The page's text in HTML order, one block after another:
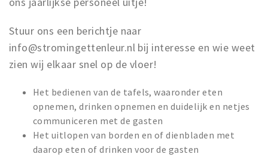
Stuur ons een berichtje naar
info@stromingettenleur.nl bij interesse en wie weet
zien wij elkaar snel op de vloer!
Het bedienen van de tafels, waaronder eten
opnemen, drinken opnemen en duidelijk en netjes
communiceren met de gasten
Het uitlopen van borden en of dienbladen met
daarop eten of drinken voor de gasten